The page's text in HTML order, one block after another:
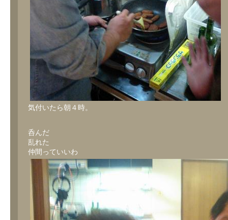
気付いたら朝４時。
呑んだ
乱れた
仲間っていいわ